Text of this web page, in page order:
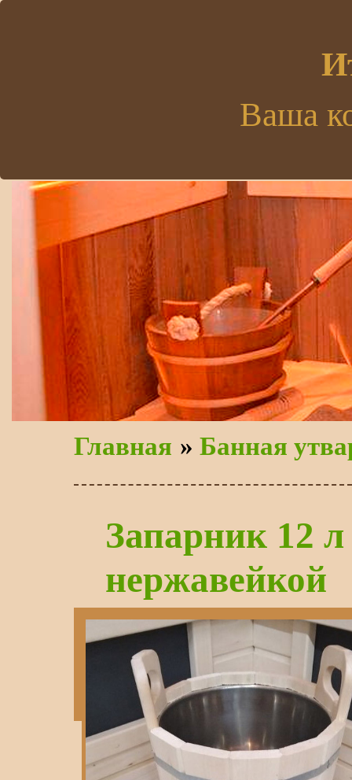
Главная »Банная
Запарник 12
нержавейкой
Ваша